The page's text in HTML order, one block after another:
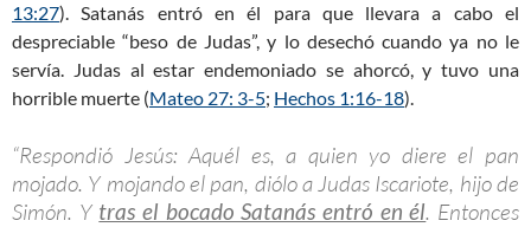
13:27). Satanás entró en él para que llevara a cabo el
despreciable “beso de Judas”, y lo desechó cuando ya no le
servía. Judas al estar endemoniado se ahorcó, y tuvo una
horrible muerte (Mateo 27: 3-5; Hechos 1:16-18).
“Respondió Jesús: Aquél es, a quien yo diere el pan
mojado. Y mojando el pan, diólo a Judas Iscariote, hijo de
Simón. Y tras el bocado Satanás entró en él. Entonces